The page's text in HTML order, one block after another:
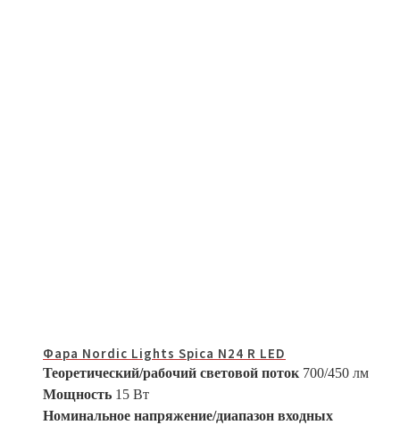
Фара Nordic Lights Spica N24 R LED
Теоретический/рабочий световой поток 700/450 лм
Мощность 15 Вт
Номинальное напряжение/диапазон входных